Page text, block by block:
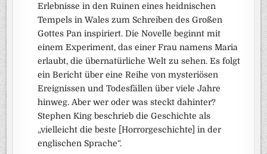
Erlebnisse in den Ruinen eines heidnischen
Tempels in Wales zum Schreiben des Großen
Gottes Pan inspiriert. Die Novelle beginnt mit
einem Experiment, das einer Frau namens Maria
erlaubt, die übernatürliche Welt zu sehen. Es folgt
ein Bericht über eine Reihe von mysteriösen
Ereignissen und Todesfällen über viele Jahre
hinweg. Aber wer oder was steckt dahinter?
Stephen King beschrieb die Geschichte als
„vielleicht die beste [Horrorgeschichte] in der
englischen Sprache“.